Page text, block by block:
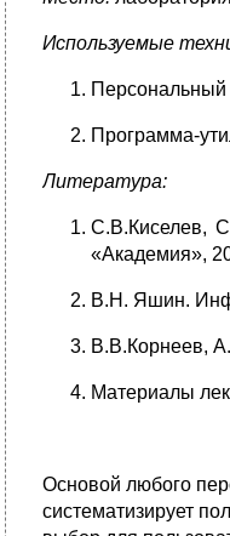
Используемые
Персональный
Программа-
Литература:
С.В.Киселев,
«Академия»,
В.Н. Яшин.
В.В.Корнеев,
Материалы
Основой любого
систематизирует